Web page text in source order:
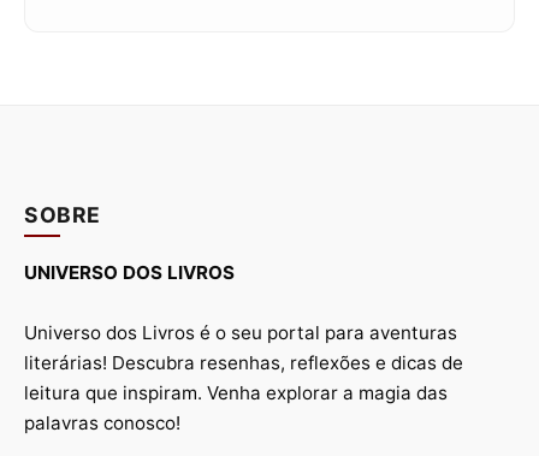
SOBRE
UNIVERSO DOS LIVROS
Universo dos Livros é o seu portal para aventuras
literárias! Descubra resenhas, reflexões e dicas de
leitura que inspiram. Venha explorar a magia das
palavras conosco!